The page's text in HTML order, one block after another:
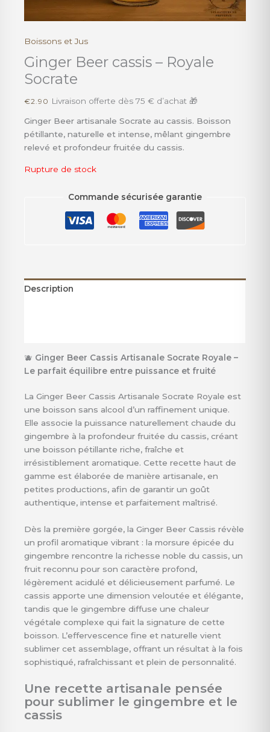
Boissons et Jus
Ginger Beer cassis – Royale
Socrate
€2.90 Livraison offerte dès 75 € d’achat 🎁
Ginger Beer artisanale Socrate au cassis. Boisson
pétillante, naturelle et intense, mêlant gingembre
relevé et profondeur fruitée du cassis.
Rupture de stock
Commande sécurisée garantie
Description
🫐 Ginger Beer Cassis Artisanale Socrate Royale –
Le parfait équilibre entre puissance et fruité
La Ginger Beer Cassis Artisanale Socrate Royale est
une boisson sans alcool d’un raffinement unique.
Elle associe la puissance naturellement chaude du
gingembre à la profondeur fruitée du cassis, créant
une boisson pétillante riche, fraîche et
irrésistiblement aromatique. Cette recette haut de
gamme est élaborée de manière artisanale, en
petites productions, afin de garantir un goût
authentique, intense et parfaitement maîtrisé.
Dès la première gorgée, la Ginger Beer Cassis révèle
un profil aromatique vibrant : la morsure épicée du
gingembre rencontre la richesse noble du cassis, un
fruit reconnu pour son caractère profond,
légèrement acidulé et délicieusement parfumé. Le
cassis apporte une dimension veloutée et élégante,
tandis que le gingembre diffuse une chaleur
végétale complexe qui fait la signature de cette
boisson. L’effervescence fine et naturelle vient
sublimer cet assemblage, offrant un résultat à la fois
sophistiqué, rafraîchissant et plein de personnalité.
Une recette artisanale pensée
pour sublimer le gingembre et le
cassis